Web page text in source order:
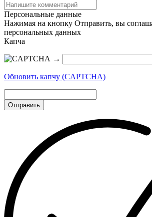
Персональные данные
Нажимая на кнопку Отправить, вы
персональных данных
Капча
→
Обновить капчу (CAPTCHA)
Отправить